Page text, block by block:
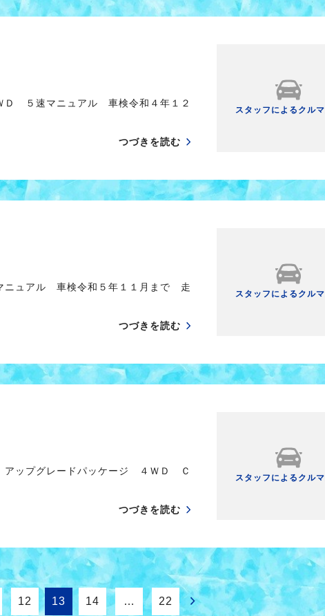
５速マニュアル 車検令和４年１２
つづきを読む
スタッフによるクル
ュアル 車検令和５年１１月まで 走
つづきを読む
スタッフによるクル
ップグレードパッケージ ４ＷＤ Ｃ
つづきを読む
スタッフによるクル
12 13 14 … 22